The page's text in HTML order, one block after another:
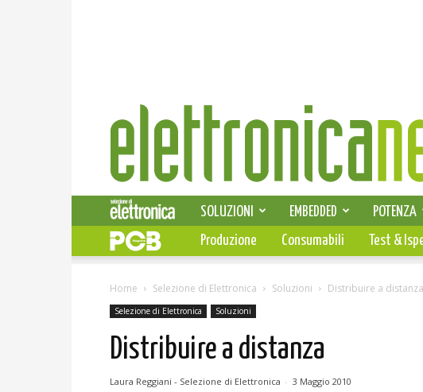
Elettronica
News
SELEZIONE
SOLUZIONI EMBEDDED POTENZA
PCB
Produzione Consumabili Test &
Home Selezione di Elettronica Soluzioni Distribuire a distanza
Selezione di Elettronica Soluzioni
Distribuire a distanza
Laura Reggiani - Selezione di Elettronica - 3 Maggio 2010